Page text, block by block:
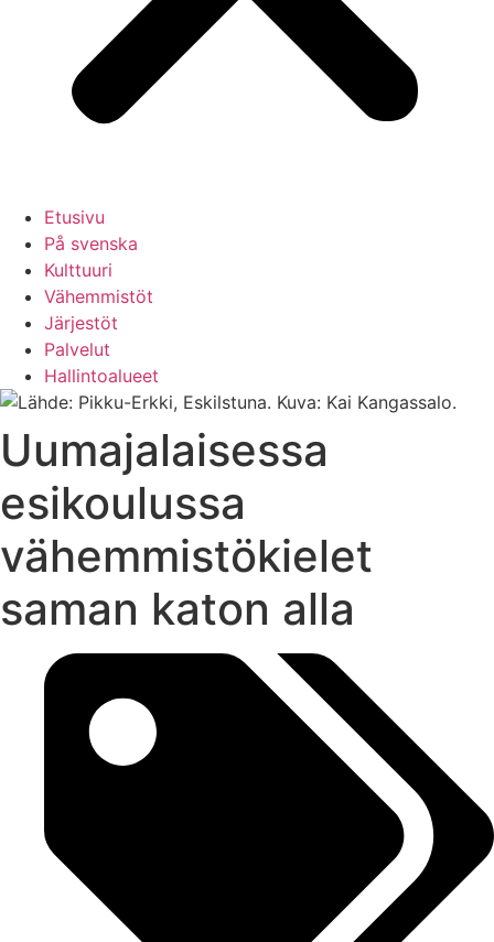
Etusivu
På svenska
Kulttuuri
Vähemmistöt
Järjestöt
Palvelut
Hallintoalueet
Uumajalaisessa
esikoulussa
vähemmistökielet
saman katon alla